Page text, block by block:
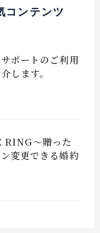
コンテンツ
ポートのご利用
します。
RING～贈った
変更できる婚約